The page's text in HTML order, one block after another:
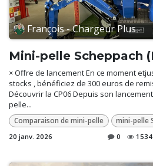
François - Chargeur Plus
Mini-pelle Scheppach
× Offre de lancement En ce moment
stocks , bénéficiez de 300 euros de
Découvrir la CP06 Depuis son
pelle...
Comparaison de mini-pelle mini-pelle
20 janv. 2026 0